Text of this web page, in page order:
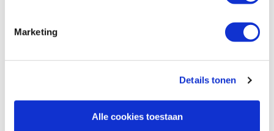
Marketing
Details tonen
Alle cookies toestaan
€ 6,69 excl. VAT
Compare